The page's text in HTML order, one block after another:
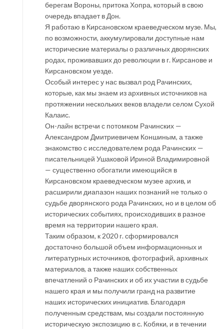
берегам Вороны, притока Хопра, который в свою
очередь впадает в Дон.
Я работаю в Кирсановском краеведческом музе. Мы,
по возможности, аккумулировали доступные нам
исторические материалы о различных дворянских
родах, проживавших до революции в г. Кирсанове и
Кирсановском уезде.
Особый интерес у нас вызвал род Рачинских,
которые, как мы знаем из архивных источников на
протяжении нескольких веков владели селом Сухой
Калаис.
Он-лайн встречи с потомком Рачинских —
Александром Дмитриевичем Коншиным, а также
знакомство с исследователем рода Рачинских —
писательницей Ушаковой Ириной Владимировной
— существенно обогатили имеющийся в
Кирсановском краеведческом музее архив, и
расширили диапазон наших познаний не только о
судьбе дворянского рода Рачинских, но и в целом об
исторических событиях, происходивших в разное
время на территории нашего края.
Таким образом, к 2020 г. сформировался
достаточно большой объем информационных и
литературных источников, фотографий, архивных
материалов, а также наших собственных
впечатлений о Рачинских и об их участии в судьбе
нашего края и мы получили гранд на развитие
наших исторических инициатив. Благодаря
полученным средствам, мы создали постоянную
историческую экспозицию в с. Кобяки, и в течении